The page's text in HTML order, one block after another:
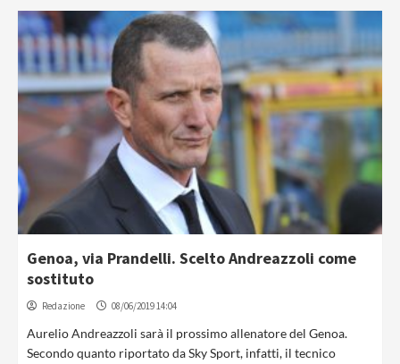
Genoa, via Prandelli. Scelto Andreazzoli come
sostituto
Redazione 08/06/2019 14:04
Aurelio Andreazzoli sarà il prossimo allenatore del Genoa.
Secondo quanto riportato da Sky Sport, infatti, il tecnico